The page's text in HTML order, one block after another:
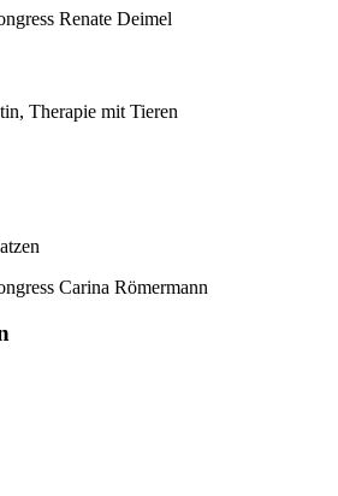
Therapie mit Tieren